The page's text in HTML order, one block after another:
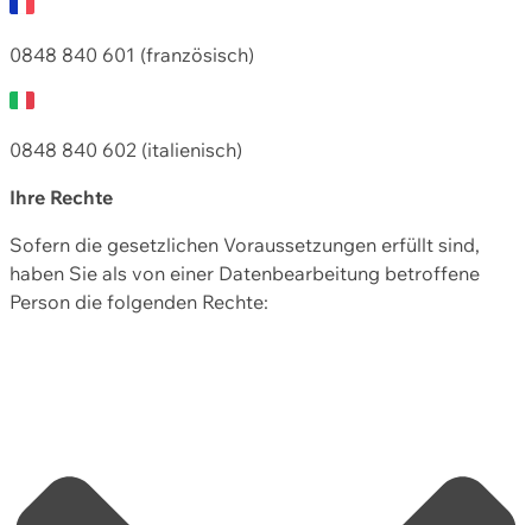
0848 840 601 (französisch)
0848 840 602 (italienisch)
Ihre Rechte
Sofern die gesetzlichen Voraussetzungen erfüllt sind,
haben Sie als von einer Datenbearbeitung betroffene
Person die folgenden Rechte: